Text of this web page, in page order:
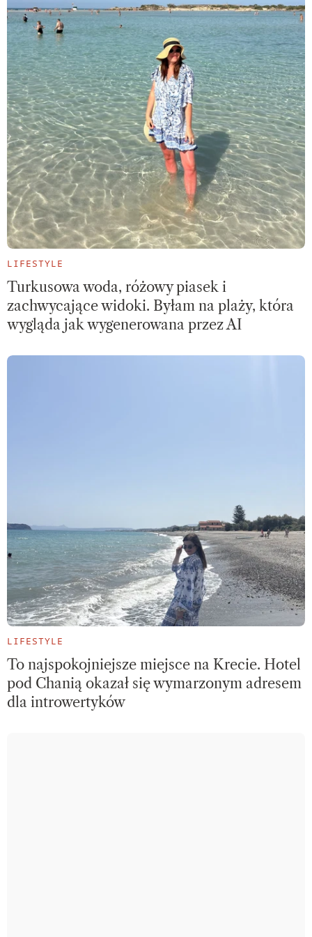
LIFESTYLE
Turkusowa woda, różowy piasek i
zachwycające widoki. Byłam na plaży, która
wygląda jak wygenerowana przez AI
LIFESTYLE
To najspokojniejsze miejsce na Krecie. Hotel
pod Chanią okazał się wymarzonym adresem
dla introwertyków